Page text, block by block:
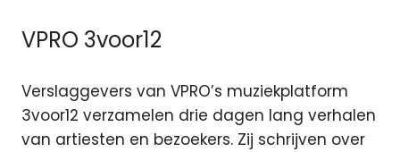
VPRO 3voor12
Verslaggevers van VPRO’s muziekplatform
3voor12 verzamelen drie dagen lang verhalen
van artiesten en bezoekers. Zij schrijven over